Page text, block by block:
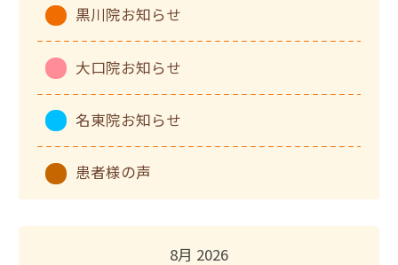
黒川院お知らせ
大口院お知らせ
名東院お知らせ
患者様の声
8月 2026